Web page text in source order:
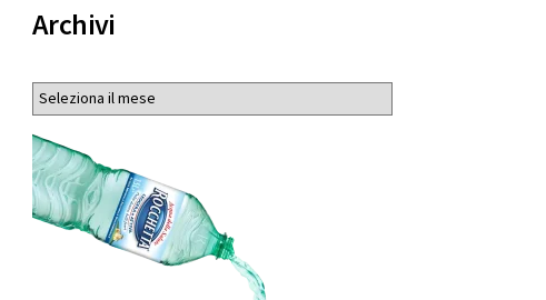
Archivi
Archivi